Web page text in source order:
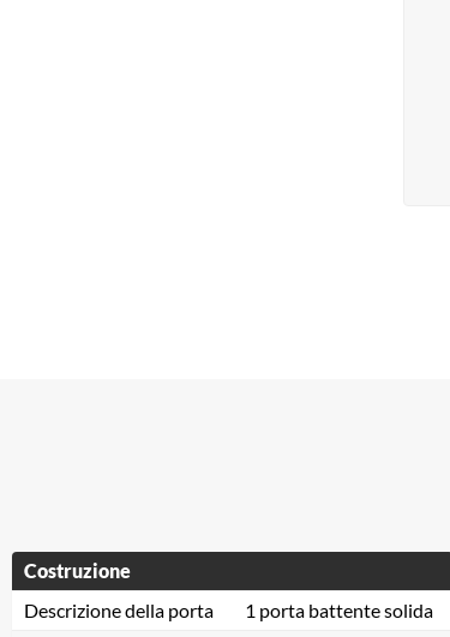
Costruzione
Descrizione della porta
1 porta battente solida